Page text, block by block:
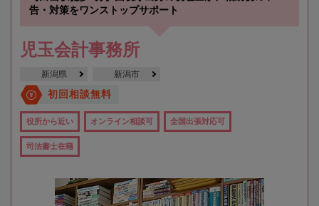
告・対策をワンストップサポート
児玉会計事務所
新潟県 新潟市
初回相談無料
役所から近い オンライン相談可 全国出張対応可
司法書士在籍